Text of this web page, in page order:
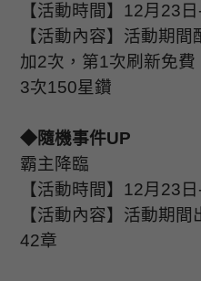
【活動時間】 12月 23 日
【活動內容】活動期
加2次，第1次刷新免費
3次150星鑽
◆隨機事件UP
霸主降臨
【活動時間】 12月 23 日
【活動內容】活動期
42章